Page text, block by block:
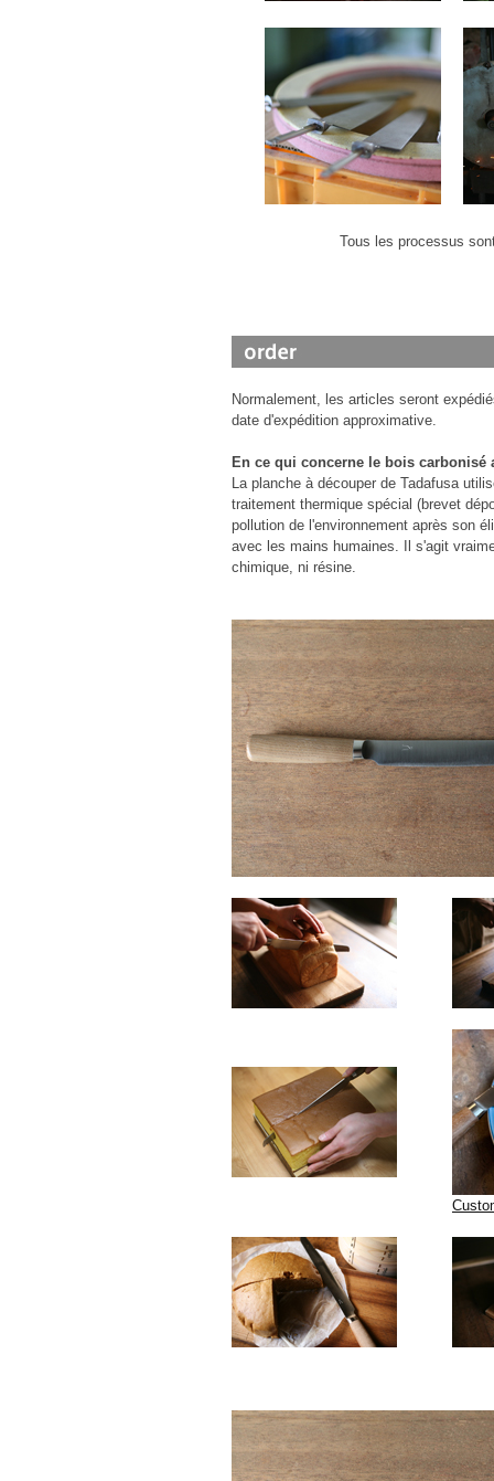
Tous les processus
Normalement, les articles seront
date d'expédition approximative.
En ce qui concerne le bois carbonisé
La planche à découper de Tadafusa
traitement thermique spécial (brevet
pollution de l'environnement après son
avec les mains humaines. Il s'agit
chimique, ni résine.